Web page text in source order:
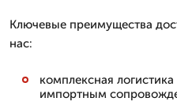
Ключевые преимущества
нас:
комплексная
импортным